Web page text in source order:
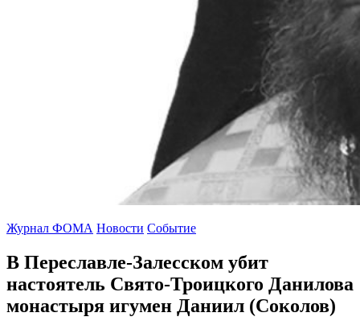
Журнал ФОМА Новости Событие
В Переславле-Залесском убит
настоятель Свято-Троицкого Данилова
монастыря игумен Даниил (Соколов)